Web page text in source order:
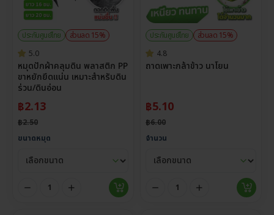
ประกันศูนย์ไทย
ส่วนลด 15%
5.0
หมุดปักผ้าคลุมดิน พลาสติก PP
ขาหยักยึดแน่น เหมาะสำหรับดิน
ร่วน/ดินอ่อน
฿2.13
฿2.50
ขนาดหมุด
ประกันศูนย์ไทย
ส่วนลด 15%
4.8
ถาดเพาะกล้าข้าว นาโยน
฿5.10
฿6.00
จำนวน